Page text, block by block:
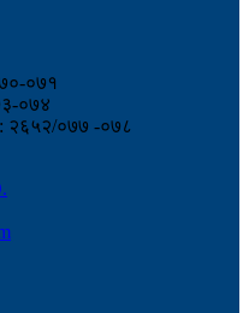
०७१
०७४
: २६५२/०७७ -०७८